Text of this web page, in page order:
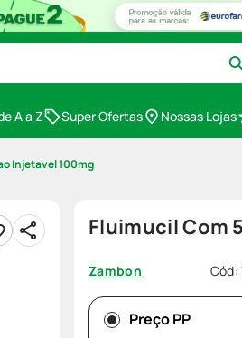
A a Z Super Ofertas Nossas Lojas
Injetavel 100mg
Fluimucil Com
Zambon Cód:
Preço PP